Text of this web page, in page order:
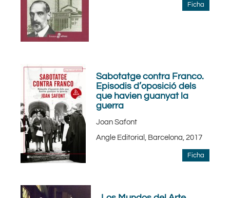
Ficha
Sabotatge contra Franco.
Episodis d’oposició dels
que havien guanyat la
guerra
Joan Safont
Angle Editorial, Barcelona, 2017
Ficha